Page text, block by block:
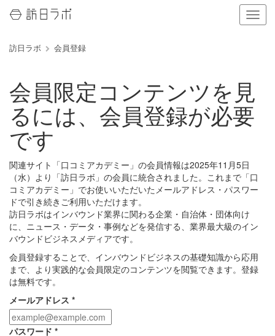
ナ
ビ
の
表
替
え
訪日ラボ 会員登録
会員限定コンテンツを見
るには、会員登録が必要
です
関連サイト「口コミアカデミー」の会員情報は2025年11月5日
（水）より「訪日ラボ」の会員に統合されました。これまで「口
コミアカデミー」でお使いいただいたメールアドレス・パスワー
ドで引き続きご利用いただけます。
訪日ラボはインバウンド業界に関わる企業・自治体・団体向け
に、ニュース・データ・事例などを発信する、業界最大級のイン
バウンドビジネスメディアです。
会員登録することで、インバウンドビジネスの基礎知識から応用
まで、より実践的な会員限定のコンテンツを閲覧できます。登録
は無料です。
メールアドレス *
パスワード *